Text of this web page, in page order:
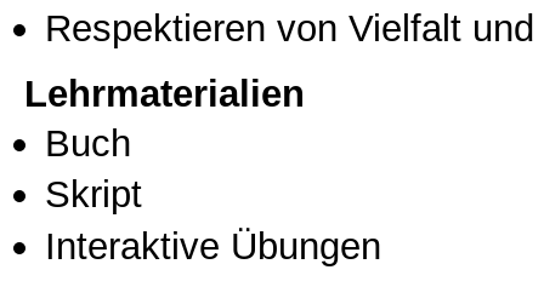
Respektieren von Vielfalt
Lehrmaterialien
Buch
Skript
Interaktive Übungen